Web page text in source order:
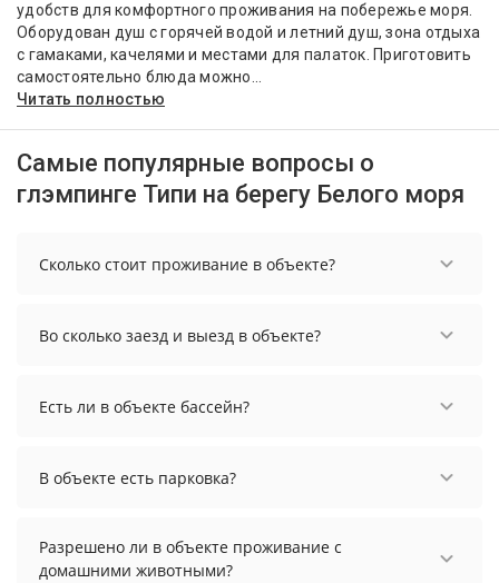
удобств для комфортного проживания на побережье моря.
Оборудован душ с горячей водой и летний душ, зона отдыха
с гамаками, качелями и местами для палаток. Приготовить
самостоятельно блюда можно...
Читать полностью
Самые популярные вопросы о
глэмпинге Типи на берегу Белого моря
Сколько стоит проживание в объекте?
6000 рублей. Чтобы увидеть актуальные цены на
проживание, выберите нужные даты и
Во сколько заезд и выезд в объекте?
осуществить до 12:00.
Есть ли в объекте бассейн?
В объекте есть парковка?
Разрешено ли в объекте проживание с
домашними животными?